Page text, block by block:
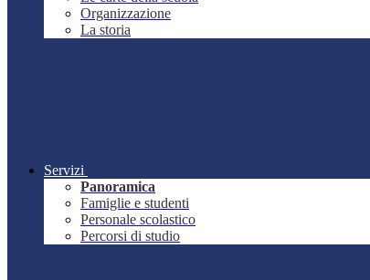
Organizzazione
La storia
Servizi
Panoramica
Famiglie e studenti
Personale scolastico
Percorsi di studio